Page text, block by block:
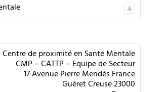
Centre de proximité en Santé Mentale
CMP – CATTP – Equipe de Secteur
17 Avenue Pierre Mendès France
GuéretCreuse23000